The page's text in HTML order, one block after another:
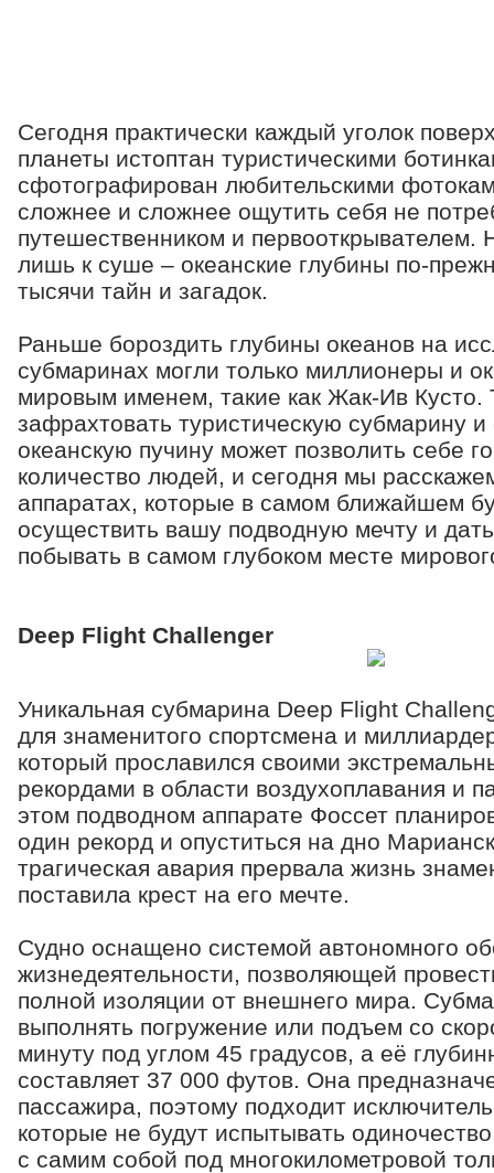
Сегодня практически каждый уголок
планеты истоптан туристическими
сфотографирован любительскими
сложнее и сложнее ощутить себя не
путешественником и первооткрывателем.
лишь к суше – океанские глубины по-
тысячи тайн и загадок.
Раньше бороздить глубины океанов на
субмаринах могли только миллионеры и
мировым именем, такие как Жак-Ив Кусто.
зафрахтовать туристическую субмарину и
океанскую пучину может позволить себе
количество людей, и сегодня мы
аппаратах, которые в самом ближайшем
осуществить вашу подводную мечту и
побывать в самом глубоком месте
Deep Flight Challenger
Уникальная субмарина Deep Flight
для знаменитого спортсмена и
который прославился своими
рекордами в области воздухоплавания и
этом подводном аппарате Фоссет
один рекорд и опуститься на дно
трагическая авария прервала жизнь
поставила крест на его мечте.
Судно оснащено системой автономного
жизнедеятельности, позволяющей
полной изоляции от внешнего мира.
выполнять погружение или подъем со
минуту под углом 45 градусов, а её
составляет 37 000 футов. Она
пассажира, поэтому подходит
которые не будут испытывать
с самим собой под многокилометровой